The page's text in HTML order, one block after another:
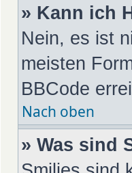
» Kann ich
Nein, es ist
meisten
BBCode
Nach oben
» Was sind